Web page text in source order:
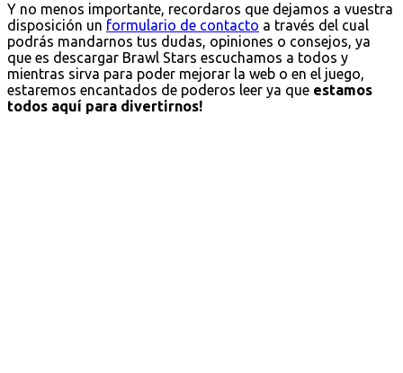
Y no menos importante, recordaros que dejamos a vuestra
disposición un formulario de contacto a través del cual
podrás mandarnos tus dudas, opiniones o consejos, ya
que es descargar Brawl Stars escuchamos a todos y
mientras sirva para poder mejorar la web o en el juego,
estaremos encantados de poderos leer ya que estamos
todos aquí para divertirnos!